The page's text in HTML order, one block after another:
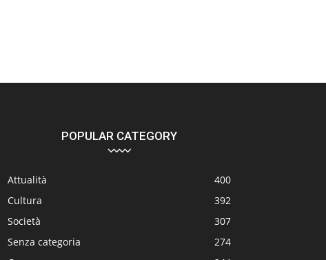
POPULAR CATEGORY
Attualità
400
Cultura
392
Società
307
Senza categoria
274